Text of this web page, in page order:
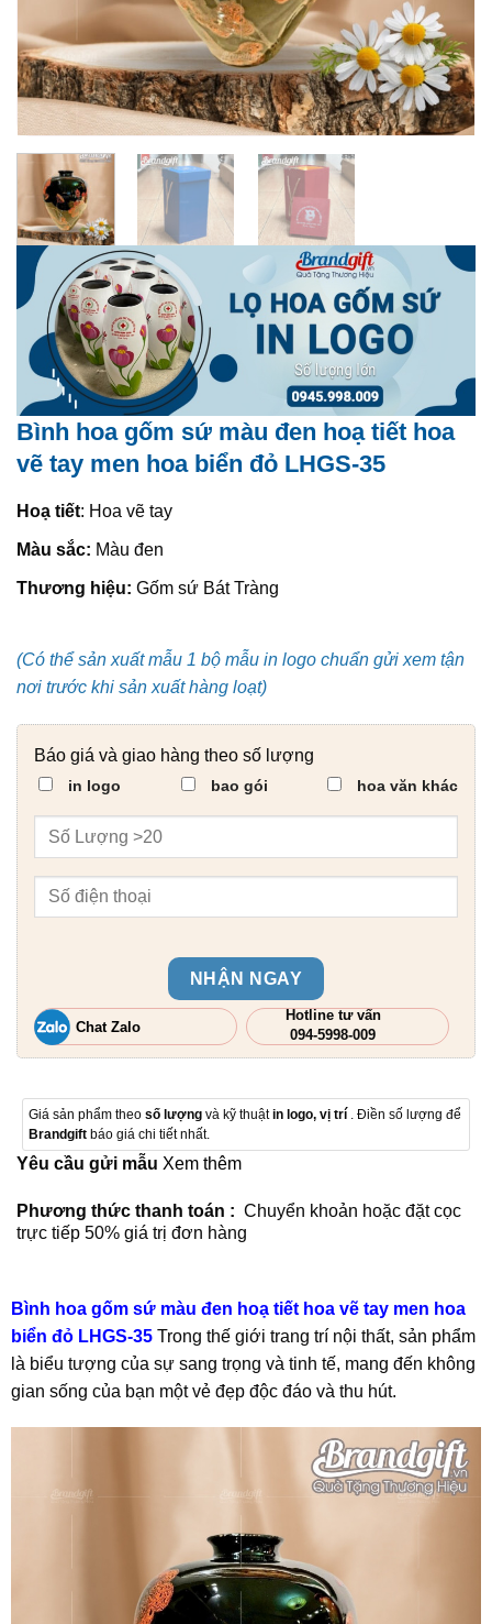
Bình hoa gốm sứ màu đen hoạ tiết hoa
vẽ tay men hoa biển đỏ LHGS-35
Hoạ tiết: Hoa vẽ tay
Màu sắc: Màu đen
Thương hiệu: Gốm sứ Bát Tràng
(Có thể sản xuất mẫu 1 bộ mẫu in logo chuẩn gửi xem tận
nơi trước khi sản xuất hàng loạt)
Báo giá và giao hàng theo số lượng
in logo bao gói hoa văn khác
NHẬN NGAY
Chat Zalo
Hotline tư vấn
094-5998-009
Giá sản phẩm theo số lượng và kỹ thuậtin logo, vị trí . Điền số lượng để
Brandgift báo giá chi tiết nhất.
Yêu cầu gửi mẫu Xem thêm
Phương thức thanh toán : Chuyển khoản hoặc đặt cọc
trực tiếp 50% giá trị đơn hàng
Bình hoa gốm sứ màu đen hoạ tiết hoa vẽ tay men hoa
biển đỏ LHGS-35Trong thế giới trang trí nội thất, sản phẩm
là biểu tượng của sự sang trọng và tinh tế, mang đến không
gian sống của bạn một vẻ đẹp độc đáo và thu hút.